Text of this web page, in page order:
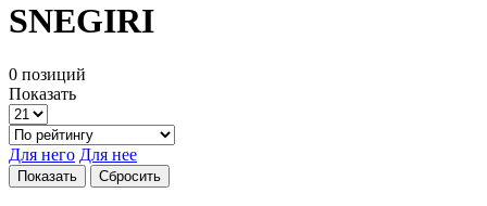
SNEGIRI
0 позиций
Показать
Для него Для нее